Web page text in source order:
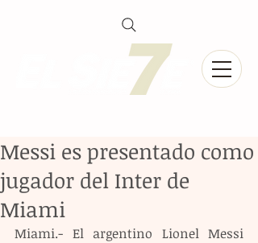
Messi es presentado como
jugador del Inter de
Miami
Miami.- El argentino Lionel Messi